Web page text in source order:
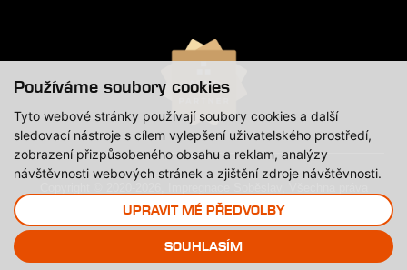
Používáme soubory cookies
Tyto webové stránky používají soubory cookies a další
sledovací nástroje s cílem vylepšení uživatelského prostředí,
zobrazení přizpůsobeného obsahu a reklam, analýzy
návštěvnosti webových stránek a zjištění zdroje návštěvnosti.
SOUHLASÍM
UPRAVIT MÉ PŘEDVOLBY
vyhrazena.
Created by